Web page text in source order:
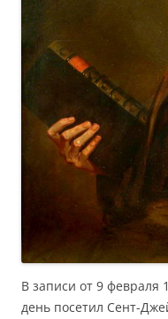
В записи от 9 февраля
день посетил Сент-